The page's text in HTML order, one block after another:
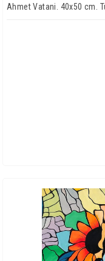
Ahmet Vatani. 40x50 cm.